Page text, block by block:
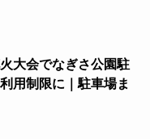
大会でなぎさ公園駐
用制限に｜駐車場ま